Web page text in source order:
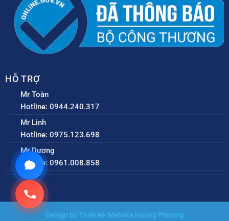
HỖ TRỢ
Mr Toàn
Hotline: 0944.240.317
Mr Linh
Hotline: 0975.123.698
Mr Dương
Hotline: 0961.008.858
Design by Thiết kế Website Hoàng Phương